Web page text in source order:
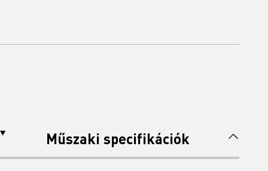
Műszaki specifikációk